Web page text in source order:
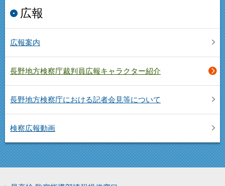
広報
広報案内
長野地方検察庁裁判員広報キャラクター紹介
長野地方検察庁における記者会見等について
検察広報動画